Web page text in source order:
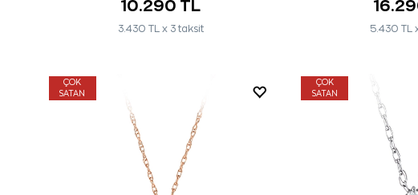
10.290 TL
3.430 TL x 3 taksit 5.430 TL
ÇOK
SATAN
ÇOK
SATAN